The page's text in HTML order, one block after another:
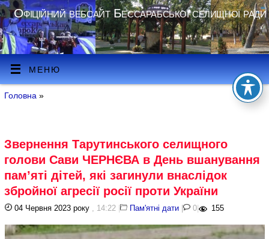
Офіційний вебсайт Бессарабської селищної ради
МЕНЮ
Головна »
Звернення Тарутинського селищного
голови Сави ЧЕРНЄВА в День вшанування
пам’яті дітей, які загинули внаслідок
збройної агресії росії проти України
04 Червня 2023 року , 14:22 | Пам'ятні дати | 0 | 155